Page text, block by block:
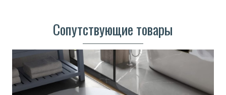
Сопутствующие товары